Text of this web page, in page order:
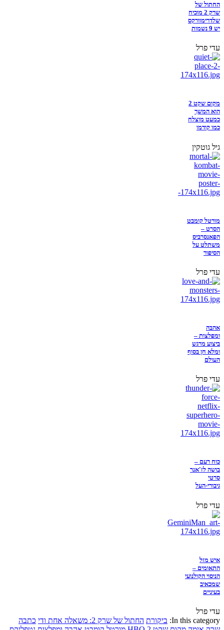
החתול של
שרק 2 מוכיח
שלדרימוורקס
יש 9 נשמות
עדי פרל
מקום שקט 2
הוא המשך
כמעט מוצלח
כמו קודמו
גיל גוטקין
מורטל קומבט
הסרט –
הפאנסרביס
משתלט על
הסיפור
עדי פרל
אהבה
ומפלצות –
ביצוע מרגש
ומלא חן בסוף
העולם
עדי פרל
כוח רעם –
בושה לז'אנר
סרטי
גיבורי-העל
עדי פרל
איש מזל
התאומים –
הניסוי הקולנועי
שמכאיב
בעיניים
עדי פרל
In this category: ביקורת החתול של שרק 2: משאלה אחת ודי
כתבה